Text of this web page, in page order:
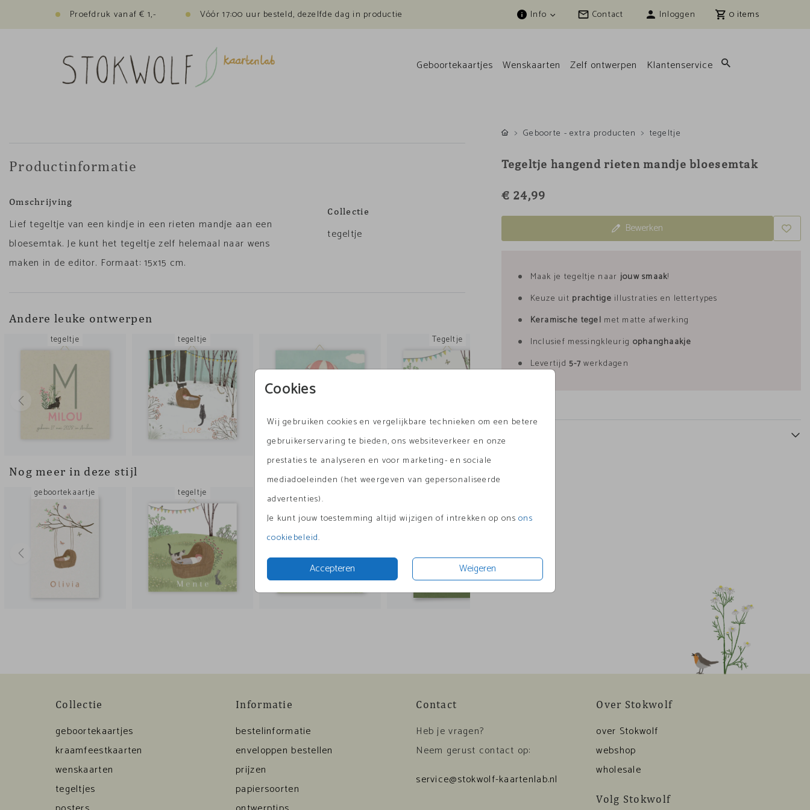
Proefdruk vanaf € 1,- Vóór 17:00 uur besteld, dezelfde dag in productie Info Contact Inloggen 0
Geboortekaartjes Wenskaarten Zelf ontwerpen Klantenservice
Cookies
Wij gebruiken cookies en vergelijkbare technieken om een betere
gebruikerservaring te bieden, ons websiteverkeer en onze
prestaties te analyseren en voor marketing- en sociale
mediadoeleinden (het weergeven van gepersonaliseerde
advertenties).
Je kunt jouw toestemming altijd wijzigen of intrekken op onsons
cookiebeleid.
Accepteren Weigeren
Productinformatie
Omschrijving
Lief tegeltje van een kindje in een rieten mandje aan een
bloesemtak. Je kunt het tegeltje zelf helemaal naar wens
maken in de editor. Formaat: 15x15 cm.
Collectie
tegeltje
Andere leuke ontwerpen
tegeltje tegeltje Tegeltje Geboortetegel Tegeltje
Nog meer in deze stijl
geboortekaartje tegeltje geboortekaartje
Geboorte - extra producten tegeltje
Tegeltje hangend rieten mandje bloesemtak
€ 24,99
Bewerken
Maak je tegeltje naar jouw smaak!
Keuze uit prachtige illustraties en lettertypes
Keramische tegel met matte afwerking
Inclusief messingkleurig ophanghaakje
Levertijd5-7 werkdagen
Prijzen
Collectie
geboortekaartjes
kraamfeestkaarten
wenskaarten
tegeltjes
Informatie
bestelinformatie
enveloppen bestellen
prijzen
papiersoorten
Contact
Heb je vragen?
Neem gerust contact op:
service@stokwolf-kaartenlab.nl
Over Stokwolf
over Stokwolf
webshop
wholesale
Volg Stokwolf